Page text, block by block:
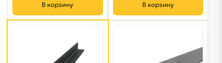
В корзину В корзину